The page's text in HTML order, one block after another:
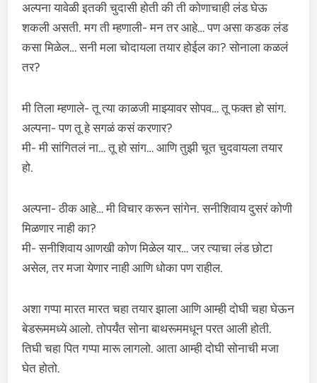
अल्पना यावेळी इतकी चुदासी होती की ती कोणाचाही लंड घेऊ
शकली असती. मग ती म्हणाली- मन तर आहे… पण असा कडक लंड
कसा मिळेल… सनी मला चोदायला तयार होईल का? सोनाला कळलं
तर?
मी तिला म्हणाले- तू त्या काळजी माझ्यावर सोपव… तू फक्त हो सांग.
अल्पना- पण तू हे सगळं कसं करणार?
मी- मी सांगितलं ना… तू हो सांग… आणि तुझी चूत चुदवायला तयार
हो.
अल्पना- ठीक आहे… मी विचार करून सांगेन. सनीशिवाय दुसरं कोणी
मिळणार नाही का?
मी- सनीशिवाय आणखी कोण मिळेल यार… जर त्याचा लंड छोटा
असेल, तर मजा येणार नाही आणि धोका पण राहील.
अशा गप्पा मारत मारत चहा तयार झाला आणि आम्ही दोघी चहा घेऊन
बेडरूममध्ये आलो. तोपर्यंत सोना बाथरूममधून परत आली होती.
तिघी चहा पित गप्पा मारू लागलो. आता आम्ही दोघी सोनाची मजा
घेत होतो.